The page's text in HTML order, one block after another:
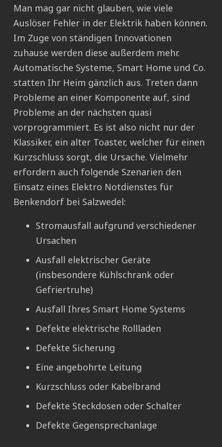
Man mag gar nicht glauben, wie viele
Auslöser Fehler in der Elektrik haben können.
Im Zuge von ständigen Innovationen
zuhause werden diese außerdem mehr.
Automatische Systeme, Smart Home und Co.
statten Ihr Heim gänzlich aus. Treten dann
Probleme an einer Komponente auf, sind
Probleme an der nächsten quasi
vorprogrammiert. Es ist also nicht nur der
Klassiker, ein alter Toaster, welcher für einen
Kurzschluss sorgt, die Ursache. Vielmehr
erfordern auch folgende Szenarien den
Einsatz eines Elektro Notdienstes für
Benkendorf bei Salzwedel:
Stromausfall aufgrund verschiedener
Ursachen
Ausfall elektrischer Geräte
(insbesondere Kühlschrank oder
Gefriertruhe)
Ausfall Ihres Smart Home Systems
Defekte elektrische Rollladen
Defekte Sicherung
Eine angebohrte Leitung
Kurzschluss oder Kabelbrand
Defekte Steckdosen oder Schalter
Defekte Gegensprechanlage